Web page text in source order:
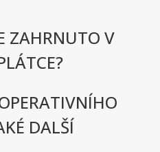
ZAHRNUTO V
DALŠÍ